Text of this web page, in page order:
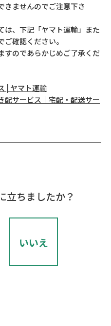
きませんのでご注意下さ
は、下記「ヤマト運輸」また
確認ください。
のであらかじめご了承くだ
| ヤマト運輸
配サービス｜宅配・配送サー
立ちましたか？
いいえ